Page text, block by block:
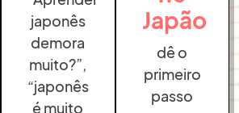
japonês
demora
muito?”,
“japonês
é muito
Japão
dê o
primeiro
passo